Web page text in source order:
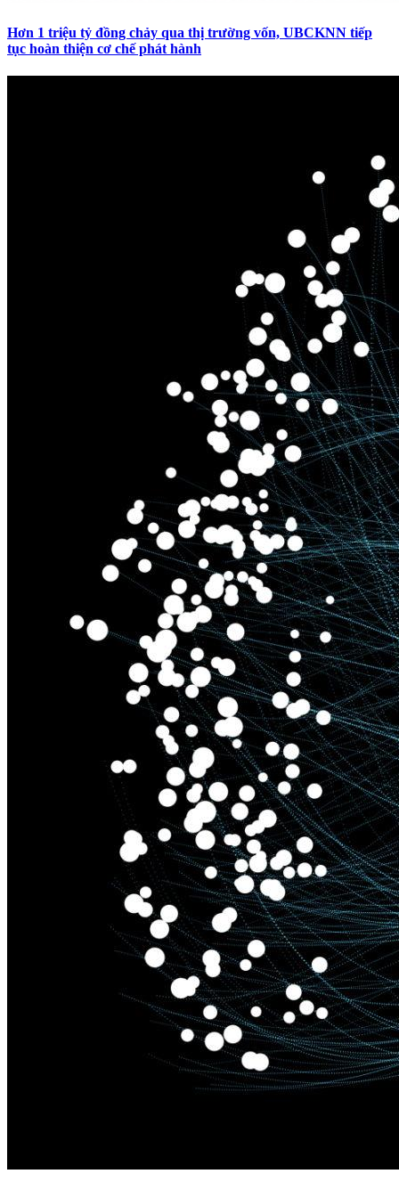
Hơn 1 triệu tỷ đồng chảy qua thị trường vốn, UBCKNN tiếp
tục hoàn thiện cơ chế phát hành